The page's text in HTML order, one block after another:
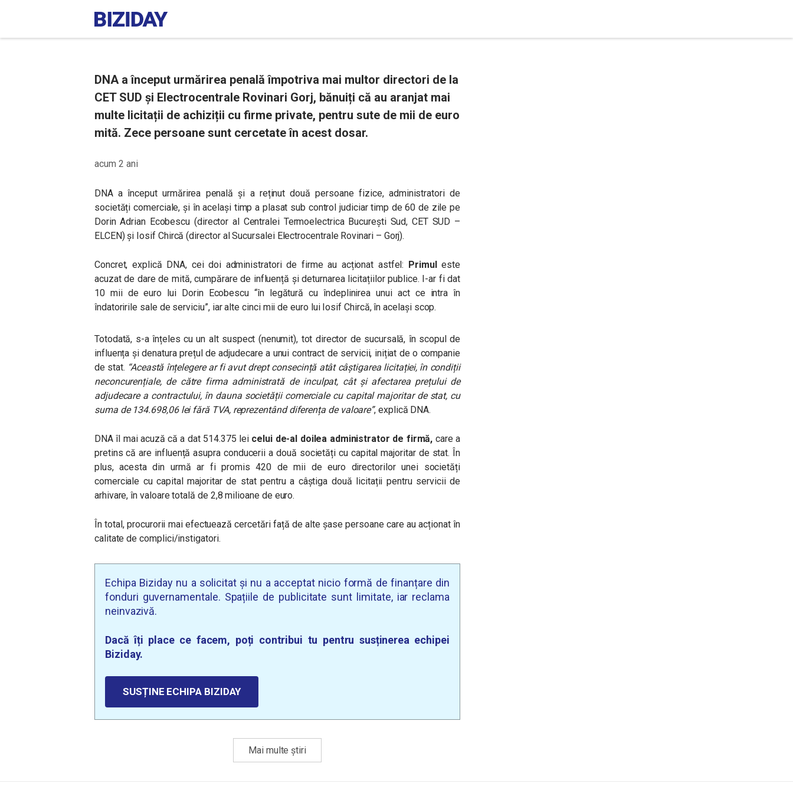
DNA a început urmărirea penală împotriva mai multor directori de la
CET SUD și Electrocentrale Rovinari Gorj, bănuiți că au aranjat mai
multe licitații de achiziții cu firme private, pentru sute de mii de euro
mită. Zece persoane sunt cercetate în acest dosar.
acum 2 ani
DNA a început urmărirea penală și a reținut două persoane fizice, administratori de
societăți comerciale, și în același timp a plasat sub control judiciar timp de 60 de zile pe
Dorin Adrian Ecobescu (director al Centralei Termoelectrica București Sud, CET SUD –
ELCEN) și Iosif Chircă (director al Sucursalei Electrocentrale Rovinari – Gorj).
Concret, explică DNA, cei doi administratori de firme au acționat astfel: Primuleste
acuzat de dare de mită, cumpărare de influență și deturnarea licitațiilor publice. I-ar fi dat
10 mii de euro lui Dorin Ecobescu “în legătură cu îndeplinirea unui act ce intra în
îndatoririle sale de serviciu”, iar alte cinci mii de euro lui Iosif Chircă, în același scop.
Totodată, s-a înțeles cu un alt suspect (nenumit), tot director de sucursală, în scopul de
influența și denatura prețul de adjudecare a unui contract de servicii, inițiat de o companie
de stat. “Această înțelegere ar fi avut drept consecință atât câștigarea licitației, în condiții
neconcurențiale, de către firma administrată de inculpat, cât și afectarea prețului de
adjudecare a contractului, în dauna societății comerciale cu capital majoritar de stat, cu
suma de 134.698,06 lei fără TVA, reprezentând diferența de valoare”, explică DNA.
DNA îl mai acuză că a dat 514.375 lei celui de-al doilea administrator de firmă, care a
pretins că are influență asupra conducerii a două societăți cu capital majoritar de stat. În
plus, acesta din urmă ar fi promis 420 de mii de euro directorilor unei societăți
comerciale cu capital majoritar de stat pentru a câștiga două licitații pentru servicii de
arhivare, în valoare totală de 2,8 milioane de euro.
În total, procurorii mai efectuează cercetări față de alte șase persoane care au acționat în
calitate de complici/instigatori.
Echipa Biziday nu a solicitat și nu a acceptat nicio formă de finanțare din
fonduri guvernamentale. Spațiile de publicitate sunt limitate, iar reclama
neinvazivă.
Dacă îți place ce facem, poți contribui tu pentru susținerea echipei
Biziday.
SUSȚINE ECHIPA BIZIDAY
Mai multe știri